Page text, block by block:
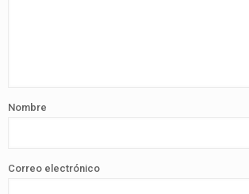
Nombre
Correo electrónico